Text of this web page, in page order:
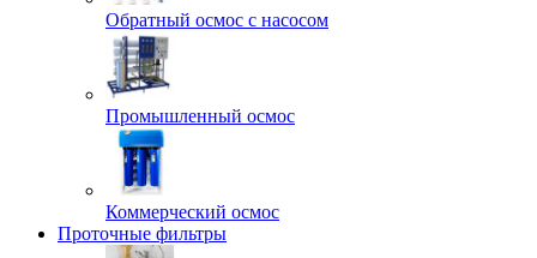
Обратный осмос с насосом
Промышленный осмос
Коммерческий осмос
Проточные фильтры